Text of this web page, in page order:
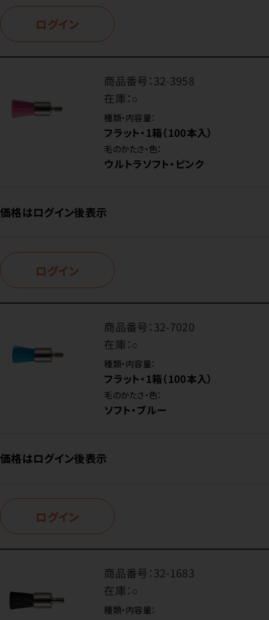
ログイン
商品番号：32-3958
在庫：○
種類・内容量：
フラット・1箱（100本入）
毛のかたさ・色：
ウルトラソフト・ピンク
価格はログイン後表示
ログイン
商品番号：32-7020
在庫：○
種類・内容量：
フラット・1箱（100本入）
毛のかたさ・色：
ソフト・ブルー
価格はログイン後表示
ログイン
商品番号：32-1683
在庫：○
種類・内容量：